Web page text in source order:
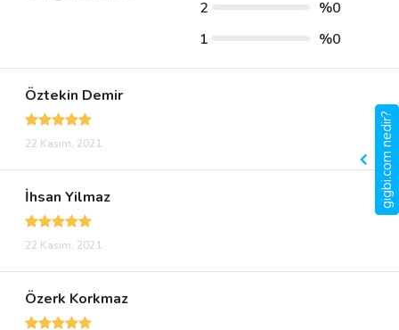
2
%0
1
%0
Öztekin Demir
22 Kasım, 2021
İhsan Yilmaz
22 Kasım, 2021
Özerk Korkmaz
gigbi.com nedir?